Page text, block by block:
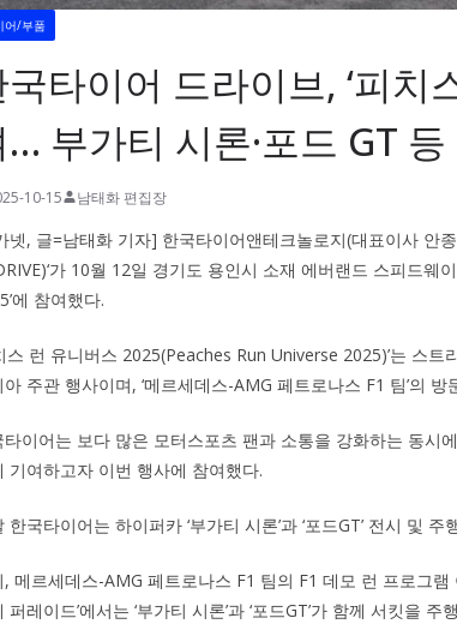
어/부품
국타이어 드라이브, ‘피치
… 부가티 시론·포드 GT 등
10-15 남태화 편집장
넷, 글=남태화 기자] 한국타이어앤테크놀로지(대표이사 안
가 10월 12일 경기도 용인시 소재 에버랜드 스피드웨
에 참여했다.
스 런 유니버스 2025(Peaches Run Universe 2025)’는 스
아 주관 행사이며, ‘메르세데스-AMG 페트로나스 F1 팀’의
타이어는 보다 많은 모터스포츠 팬과 소통을 강화하는 동시
기여하고자 이번 행사에 참여했다.
한국타이어는 하이퍼카 ‘부가티 시론’과 ‘포드GT’ 전시 및
, 메르세데스-AMG 페트로나스 F1 팀의 F1 데모 런 프로그램
퍼레이드’에서는 ‘부가티 시론’과 ‘포드GT’가 함께 서킷을